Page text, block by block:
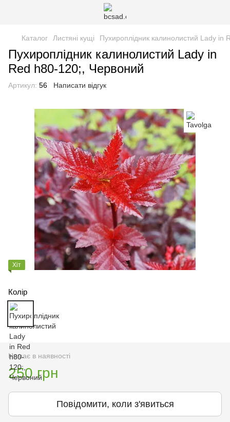
Каталог Листяні кущі Пухироплідник калинолистий ​​Lady in
Пухироплідник калинолистий ​​Lady in
Red h80-120;, Червоний
Артикул: 56 Написати відгук
Хіт
Колір
Немає в наявності
250 грн
Повідомити, коли з'явиться